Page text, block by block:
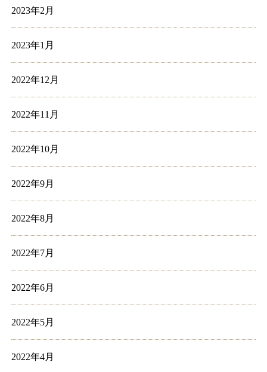
2023年2月
2023年1月
2022年12月
2022年11月
2022年10月
2022年9月
2022年8月
2022年7月
2022年6月
2022年5月
2022年4月